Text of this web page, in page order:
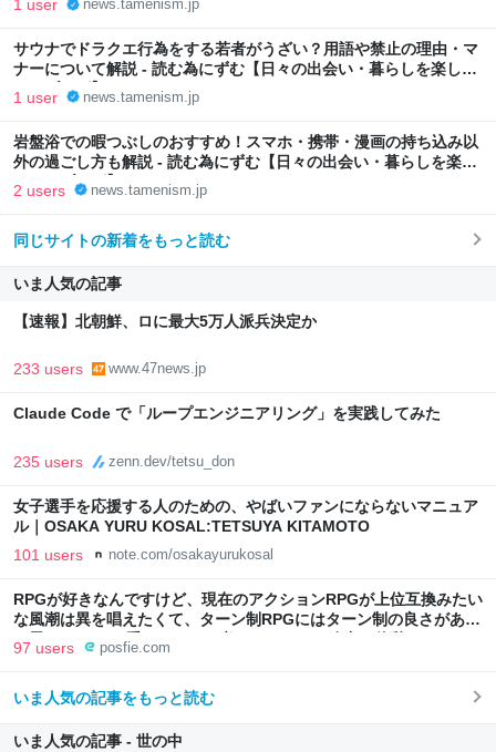
1 user news.tamenism.jp
サウナでドラクエ行為をする若者がうざい？用語や禁止の理由・マ
ナーについて解説 - 読む為にずむ【日々の出会い・暮らしを楽しく
するブログ】
1 user news.tamenism.jp
岩盤浴での暇つぶしのおすすめ！スマホ・携帯・漫画の持ち込み以
外の過ごし方も解説 - 読む為にずむ【日々の出会い・暮らしを楽し
くするブログ】
2 users news.tamenism.jp
同じサイトの新着をもっと読む
いま人気の記事
【速報】北朝鮮、ロに最大5万人派兵決定か
233 users www.47news.jp
Claude Code で「ループエンジニアリング」を実践してみた
235 users zenn.dev/tetsu_don
女子選手を応援する人のための、やばいファンにならないマニュア
ル｜OSAKA YURU KOSAL:TETSUYA KITAMOTO
101 users note.com/osakayurukosal
RPGが好きなんですけど、現在のアクションRPGが上位互換みたい
な風潮は異を唱えたくて、ターン制RPGにはターン制の良さがある
と思ってます 一手をじっくり考えられたり、途中で休憩したりでき
るのがターン制の良さじゃないですか もっとターン制を煮詰めて欲
(´・ω・｀)」
97 users posfie.com
いま人気の記事をもっと読む
いま人気の記事 - 世の中